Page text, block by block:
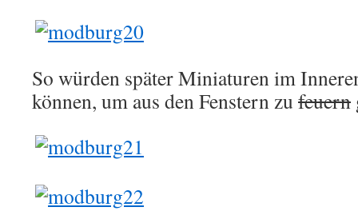
So würden später Miniaturen im
können, um aus den Fenstern zu feuern